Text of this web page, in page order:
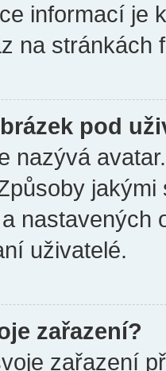
informací je
na stránkách
pod
nazývá
nastavených
uživatelé.
zařazení?
zařazení